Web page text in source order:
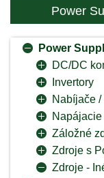
Power
Power
DC/DC
Invertory
Nabíjače
Záložné
Zdroje s
Zdroje -